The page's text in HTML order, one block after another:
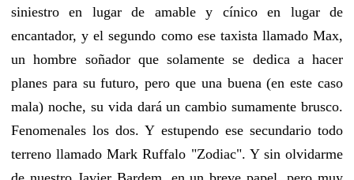
siniestro en lugar de amable y cínico en lugar de
encantador, y el segundo como ese taxista llamado Max,
un hombre soñador que solamente se dedica a hacer
planes para su futuro, pero que una buena (en este caso
mala) noche, su vida dará un cambio sumamente brusco.
Fenomenales los dos. Y estupendo ese secundario todo
terreno llamado Mark Ruffalo "Zodiac". Y sin olvidarme